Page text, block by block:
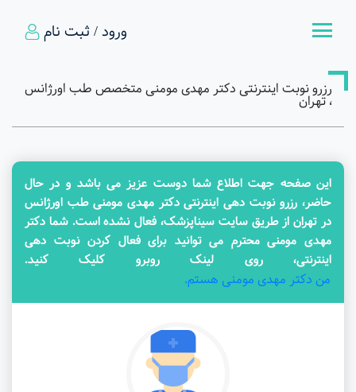
ورود / ثبت نام
رزرو نوبت اینترنتی دکتر مهدی مومنی متخصص طب اورژانس
، تهران
این صفحه جهت اطلاع شما دوست عزیز می باشد و در حال
حاضر، رزرو نوبت دهی اینترنتی دکتر مهدی مومنی طب اورژانس
در تهران از طریق سایت سیناپزشک، فعال نشده است. شما دکتر
مهدی مومنی محترم می توانید برای فعال کردن نوبت دهی
اینترنتی، روی لینک روبرو کلیک کنید.
من دکتر مهدی مومنی هستم.